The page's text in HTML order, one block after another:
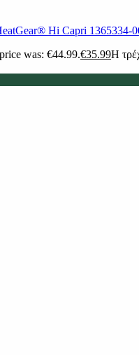
Hi Capri 1365334-
was: €44.99.€35.99Η